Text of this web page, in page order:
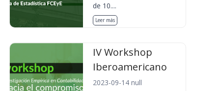
de 10....
Leer más
IV Workshop
Iberoamericano
2023-09-14 null